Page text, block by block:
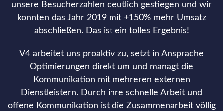
unsere Besucherzahlen deutlich gestiegen und wir
konnten das Jahr 2019 mit +150% mehr Umsatz
abschließen. Das ist ein tolles Ergebnis!
V4 arbeitet uns proaktiv zu, setzt in Ansprache
Optimierungen direkt um und managt die
Kommunikation mit mehreren externen
Dienstleistern. Durch ihre schnelle Arbeit und
offene Kommunikation ist die Zusammenarbeit völlig